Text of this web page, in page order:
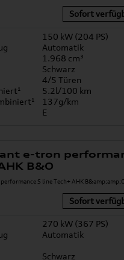
Sofort
150 kW (204 PS)
Automatik
1.968 cm³
Schwarz
4/5 Türen
5.2l/100 km
137g/km
E
e-tron
B&O
Sofort
270 kW (367 PS)
Automatik
Schwarz